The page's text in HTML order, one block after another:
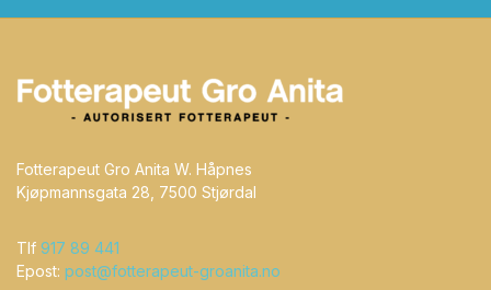
Fotterapeut Gro Anita W. Håpnes
Kjøpmannsgata 28, 7500 Stjørdal
Tlf 917 89 441
Epost: post@fotterapeut-groanita.no